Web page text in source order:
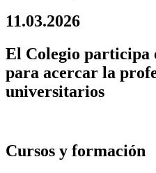
11.03.2026
El Colegio participa
para acercar la
universitarios
Cursos y formación